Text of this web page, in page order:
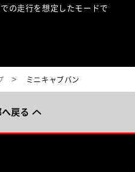
の走行を想定したモードで
ミニキャブバン
戻る